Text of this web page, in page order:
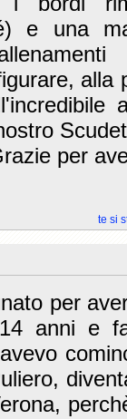
e una
alla
per
te si
per
anni e